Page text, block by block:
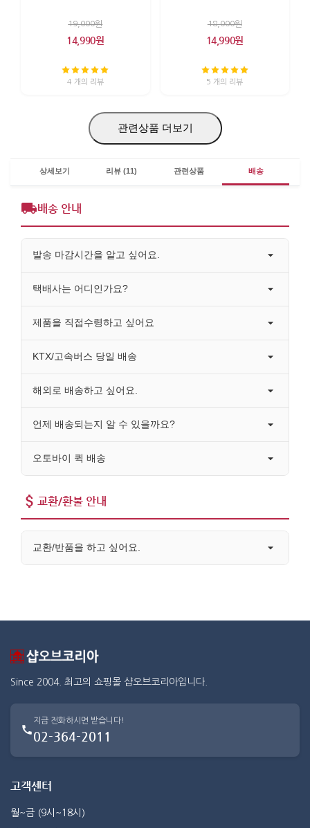
19,000원
14,990원
4 개의 리뷰
18,000원
14,990원
5 개의 리뷰
관련상품 더보기
상세보기 리뷰 (11) 관련상품 배송
배송 안내
발송 마감시간을 알고 싶어요.
택배사는 어디인가요?
제품을 직접수령하고 싶어요
KTX/고속버스 당일 배송
해외로 배송하고 싶어요.
언제 배송되는지 알 수 있을까요?
오토바이 퀵 배송
교환/환불 안내
교환/반품을 하고 싶어요.
Since 2004. 최고의 쇼핑몰 샵오브코리아입니다.
지금 전화하시면 받습니다!
02-364-2011
고객센터
월~금 (9시~18시)